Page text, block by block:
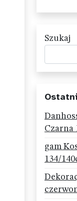
Szukaj
Czarna
gam
134/